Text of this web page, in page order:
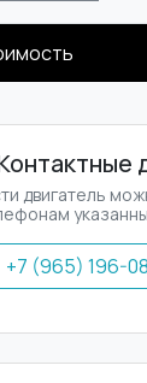
двигатель
+7 (965) 196-